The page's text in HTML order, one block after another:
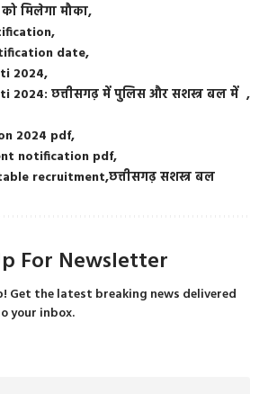
मिलेगा मौका
date
2024
2024: छत्तीसगढ़ में पुलिस और सशस्त्र बल में
2024 pdf
notification pdf
recruitment छत्तीसगढ़ सशस्त्र बल
For Newsletter
Get the latest breaking news delivered
your inbox.